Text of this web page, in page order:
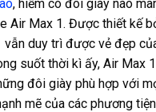
, hiếm có đôi giày nào
Air Max 1. Được thiết kế
vẫn duy trì được vẻ đẹp
suốt thời kì ấy, Air
đôi giày phù hợp với
mẽ của các phương